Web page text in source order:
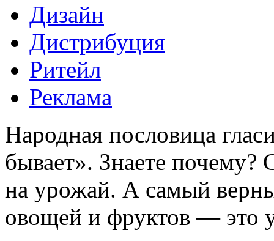
Дизайн
Дистрибуция
Ритейл
Реклама
Народная пословица
бывает». Знаете почему?
на урожай. А самый
овощей и фруктов — это